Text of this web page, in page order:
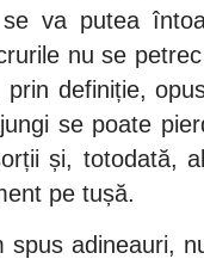
va putea
nu se
definiție,
se poate
și, totodată,
pe tușă.
spus adineauri,